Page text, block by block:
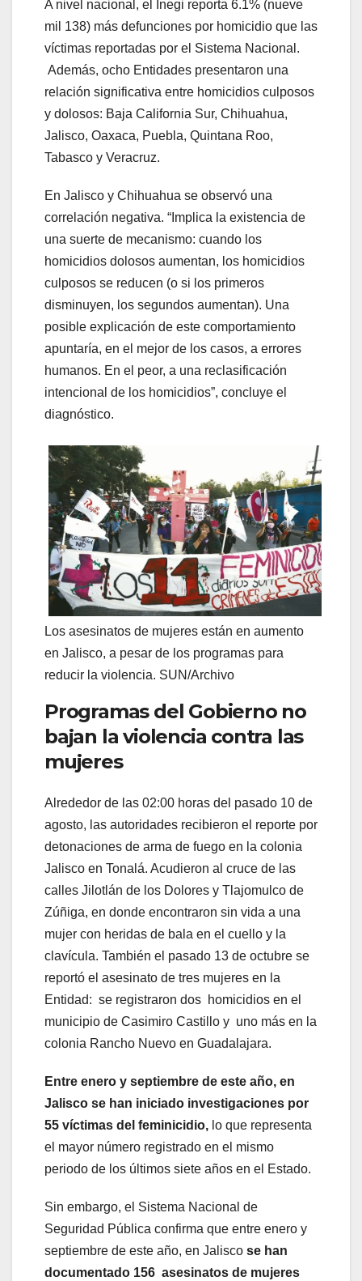
A nivel nacional, el Inegi reporta 6.1% (nueve
mil 138) más defunciones por homicidio que las
víctimas reportadas por el Sistema Nacional.
Además, ocho Entidades presentaron una
relación significativa entre homicidios culposos
y dolosos: Baja California Sur, Chihuahua,
Jalisco, Oaxaca, Puebla, Quintana Roo,
Tabasco y Veracruz.
En Jalisco y Chihuahua se observó una
correlación negativa. “Implica la existencia de
una suerte de mecanismo: cuando los
homicidios dolosos aumentan, los homicidios
culposos se reducen (o si los primeros
disminuyen, los segundos aumentan). Una
posible explicación de este comportamiento
apuntaría, en el mejor de los casos, a errores
humanos. En el peor, a una reclasificación
intencional de los homicidios”, concluye el
diagnóstico.
Los asesinatos de mujeres están en aumento
en Jalisco, a pesar de los programas para
reducir la violencia. SUN/Archivo
Programas del Gobierno no
bajan la violencia contra las
mujeres
Alrededor de las 02:00 horas del pasado 10 de
agosto, las autoridades recibieron el reporte por
detonaciones de arma de fuego en la colonia
Jalisco en Tonalá. Acudieron al cruce de las
calles Jilotlán de los Dolores y Tlajomulco de
Zúñiga, en donde encontraron sin vida a una
mujer con heridas de bala en el cuello y la
clavícula. También el pasado 13 de octubre se
reportó el asesinato de tres mujeres en la
Entidad: se registraron dos homicidios en el
municipio de Casimiro Castillo y uno más en la
colonia Rancho Nuevo en Guadalajara.
Entre enero y septiembre de este año, en
Jalisco se han iniciado investigaciones por
55 víctimas del feminicidio, lo que representa
el mayor número registrado en el mismo
periodo de los últimos siete años en el Estado.
Sin embargo, el Sistema Nacional de
Seguridad Pública confirma que entre enero y
septiembre de este año, en Jalisco se han
documentado 156 asesinatos de mujeres